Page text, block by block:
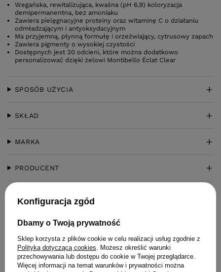
Wegańska, rewitalizująca, kwaśna (pH 6,9) koloryzacja
demipermanentna, bez amoniaku
Zawiera pielęgnacyjne proteiny oraz witaminę C o działaniu
odmładzającym i antyoksydacyjnym
Ma przyjemną, płynną formułę i orzeźwiający, cytrusowy zapach
Zawiera pigmenty o wysokiej czystości
Dostępnych jest 30 odcieni, które można dodatkowo
personalizować dzięki żelowi Montibello Éclat Clear
SPOSÓB UŻYCIA
SKŁAD
MARKA
PRODUCENT
OPINIE (0)
Konfiguracja zgód
Dbamy o Twoją prywatność
Sklep korzysta z plików cookie w celu realizacji usług zgodnie z
Polityką dotyczącą cookies . Możesz określić warunki
przechowywania lub dostępu do cookie w Twojej przeglądarce.
Więcej informacji na temat warunków i prywatności można